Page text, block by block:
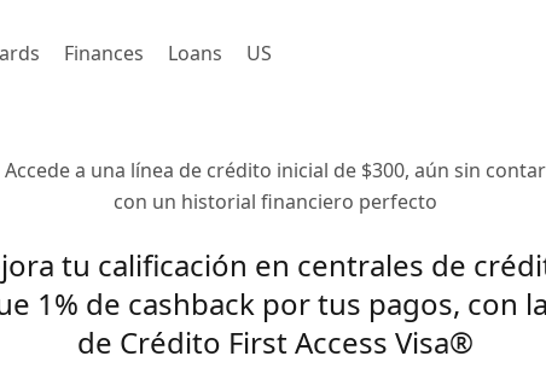
Finances Loans US
Accede a una línea de crédito inicial de $300, aún sin contar
con un historial financiero perfecto
tu calificación en centrales de
1% de cashback por tus pagos, con
de Crédito First Access Visa®